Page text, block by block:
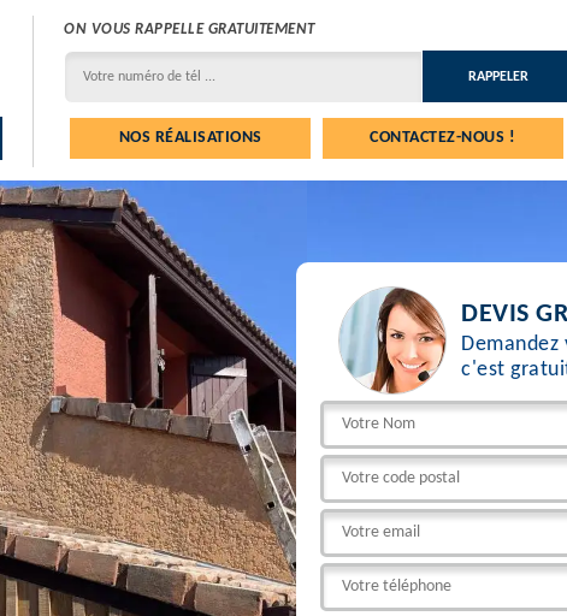
ON VOUS RAPPELLE GRATUITEMENT
NOS RÉALISATIONS CONTACTEZ-NOUS !
DEVIS
c'est